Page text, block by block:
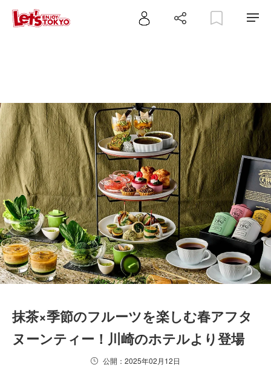
抹茶×季節のフルーツを楽しむ春アフタ
ヌーンティー！川崎のホテルより登場
公開：2025年02月12日